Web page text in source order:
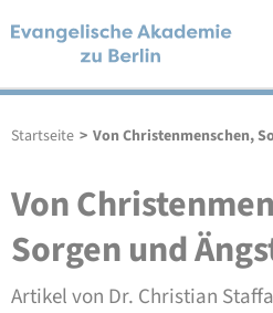
Startseite > Von Christenmenschen,
Von
Sorgen und
Artikel von Dr. Christian Staffa